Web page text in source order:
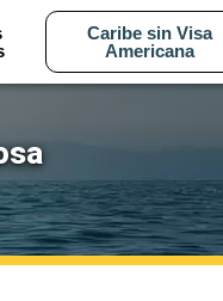
Caribe sin Visa
Americana